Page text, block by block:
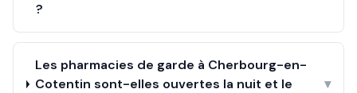
?
Les pharmacies de garde à Cherbourg-en-
Cotentin sont-elles ouvertes la nuit et le
▾